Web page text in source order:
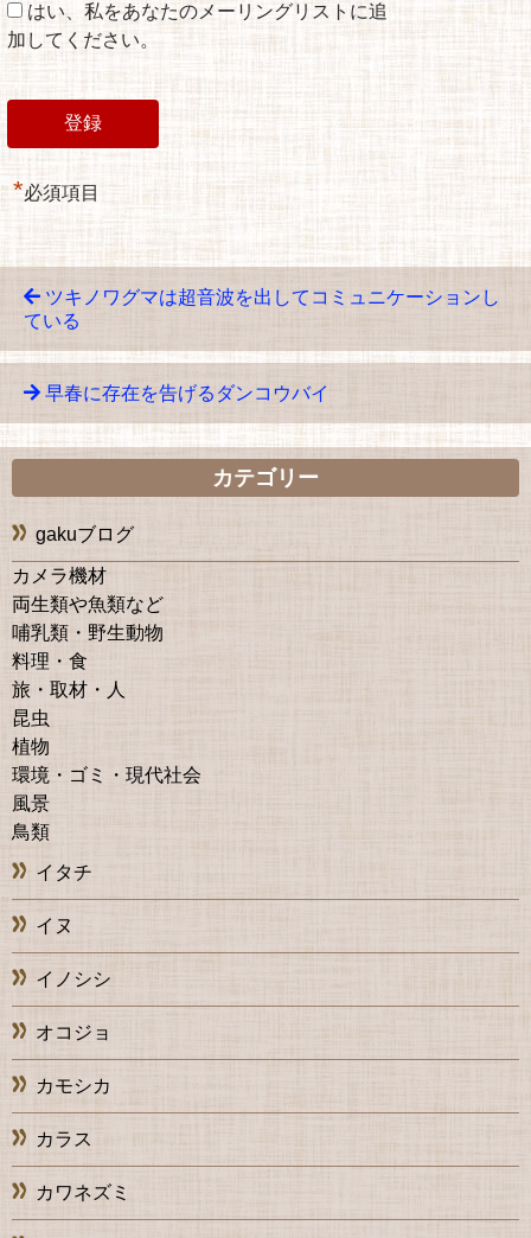
はい、私をあなたのメーリングリストに追
加してください。
*必須項目
ツキノワグマは超音波を出してコミュニケーションし
ている
早春に存在を告げるダンコウバイ
カテゴリー
gakuブログ
カメラ機材
両生類や魚類など
哺乳類・野生動物
料理・食
旅・取材・人
昆虫
植物
環境・ゴミ・現代社会
風景
鳥類
イタチ
イヌ
イノシシ
オコジョ
カモシカ
カラス
カワネズミ